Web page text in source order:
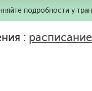
подробности у
: